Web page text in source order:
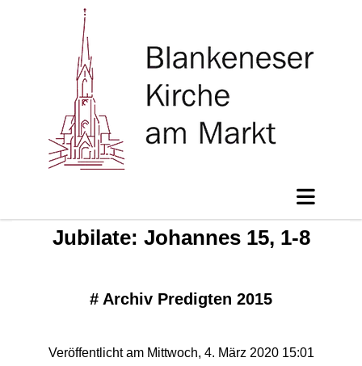
Jubilate: Johannes 15, 1-8
# Archiv Predigten 2015
Veröffentlicht am Mittwoch, 4. März 2020 15:01